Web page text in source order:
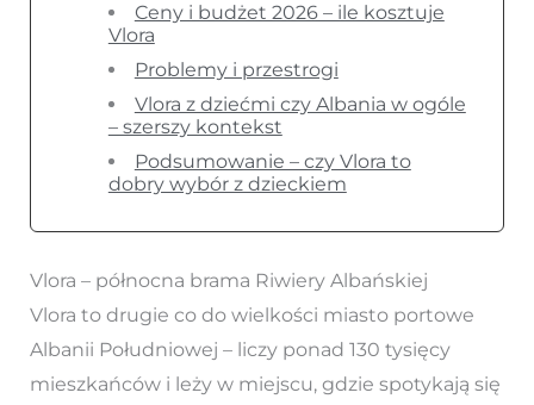
Ceny i budżet 2026 – ile kosztuje
Vlora
Problemy i przestrogi
Vlora z dziećmi czy Albania w ogóle
– szerszy kontekst
Podsumowanie – czy Vlora to
dobry wybór z dzieckiem
Vlora – północna brama Riwiery Albańskiej
Vlora to drugie co do wielkości miasto portowe
Albanii Południowej – liczy ponad 130 tysięcy
mieszkańców i leży w miejscu, gdzie spotykają się